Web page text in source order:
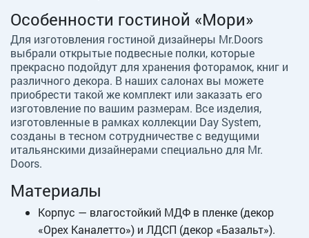
Особенности гостиной «Мори»
Для изготовления гостиной дизайнеры Mr.Doors
выбрали открытые подвесные полки, которые
прекрасно подойдут для хранения фоторамок, книг и
различного декора. В наших салонах вы можете
приобрести такой же комплект или заказать его
изготовление по вашим размерам. Все изделия,
изготовленные в рамках коллекции Day System,
созданы в тесном сотрудничестве с ведущими
итальянскими дизайнерами специально для Mr.
Doors.
Материалы
Корпус — влагостойкий МДФ в пленке (декор
«Орех Каналетто») и ЛДСП (декор «Базальт»).